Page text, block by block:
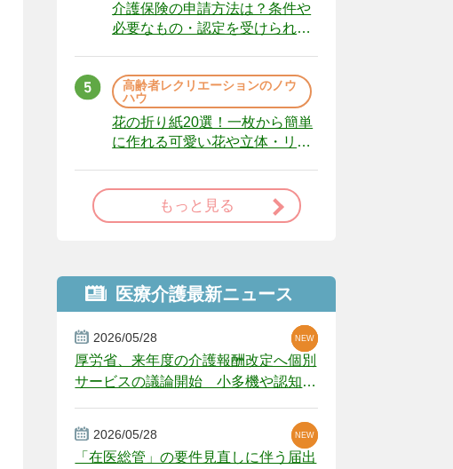
介護保険の申請方法は？条件や
必要なもの・認定を受けられな
高齢者レクリエーションのノウ
ハウ
花の折り紙20選！一枚から簡単
に作れる可愛い花や立体・リー
もっと見る
医療介護最新ニュース
2026/05/28
厚労省、来年度の介護報酬改定へ個別
サービスの議論開始 小多機や認知症
NEW
NEW
NEW
2026/05/28
「在医総管」の要件見直しに伴う届出
NEW
NEW